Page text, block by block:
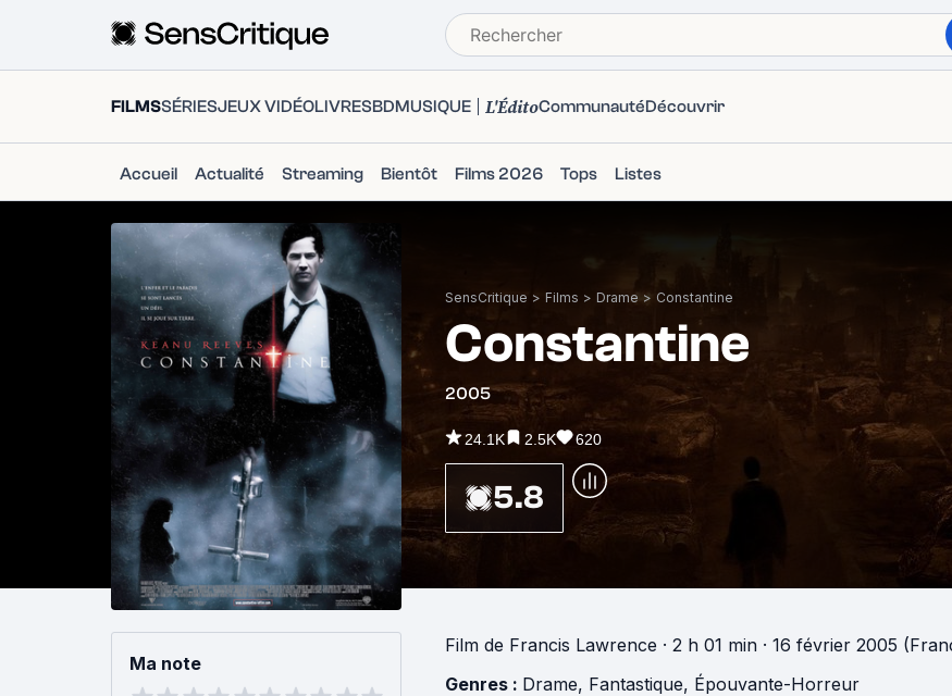
FILMSSÉRIESJEUX VIDÉOLIVRESBDMUSIQUE L'ÉditoCommunautéDécouvrir
Accueil Actualité Streaming Bientôt Films 2026 Tops Listes
SensCritique > Films > Drame > Constantine
Constantine
2005
24.1K 2.5K 620
5.8
Ma note
Film de Francis Lawrence · 2 h 01 min · 16 février 2005
Genres : Drame, Fantastique, Épouvante-Horreur